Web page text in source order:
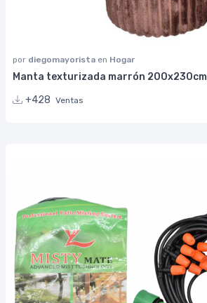
por diegomayorista en Hogar
Manta texturizada marrón 200x230cm
+428 Ventas